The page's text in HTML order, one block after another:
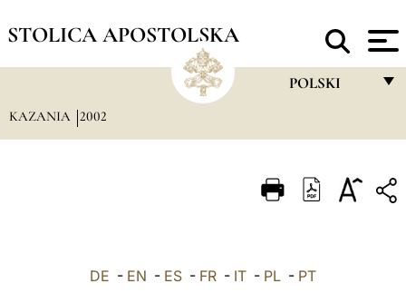
STOLICA APOSTOLSKA
POLSKI
ITALIANO
KAZANIA 2002
DE - EN - ES - FR - IT - PL - PT